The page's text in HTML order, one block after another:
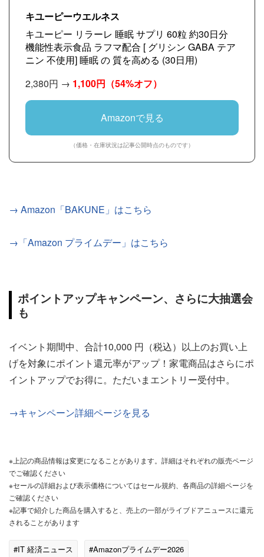
キユーピーウエルネス
キユーピー リラーレ 睡眠 サプリ 60粒 約30日分
機能性表示食品 ラフマ配合 [ グリシン GABA テア
ニン 不使用] 睡眠 の 質を高める (30日用)
2,380円 → 1,100円 （54%オフ）
Amazonで見る
（価格・在庫状況は記事公開時点のものです）
→ Amazon「BAKUNE」はこちら
→「Amazon プライムデー」はこちら
ポイントアップキャンペーン、さらに大抽選会
も
イベント期間中、合計10,000 円（税込）以上のお買い上
げを対象にポイント還元率がアップ！家電商品はさらにポ
イントアップでお得に。ただいまエントリー受付中。
→キャンペーン詳細ページを見る
※上記の商品情報は変更になることがあります。詳細はそれぞれの販売ページ
でご確認ください
※セールの詳細および表示価格についてはセール規約、各商品の詳細ページを
ご確認ください
※記事で紹介した商品を購入すると、売上の一部がライブドアニュースに還元
されることがあります
#IT 経済ニュース #Amazonプライムデー2026